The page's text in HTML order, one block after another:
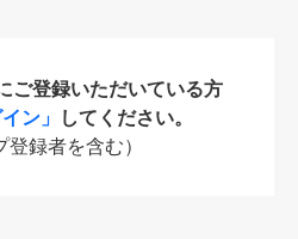
ご登録いただいている方
ン」 してください。
録者を含む）